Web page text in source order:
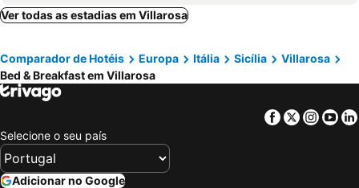
Canicattì, bed and breakfasts
Pollina, bed and breakfasts
Gangi, bed and breakfasts
Nicosia, bed and breakfasts
Troina, bed and breakfasts
Geraci Siculo, bed and breakfasts
Agira, bed and breakfasts
San Cataldo, bed and breakfasts
Mazzarino, bed and breakfasts
Petralia Sottana, bed and breakfasts
Naro, bed and breakfasts
Ver todas as estadias em Villarosa
Comparador de Hotéis Europa Itália Sicília
Villarosa
Bed & Breakfast em Villarosa
Facebook
Twitter
Selecione o seu país
Adicionar no Google